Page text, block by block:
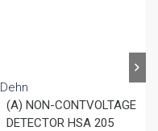
Dehn
(A) NON-CONTVOLTAGE
DETECTOR HSA 205